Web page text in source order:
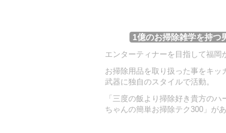
1億のお掃除雑学を持つ
エンターティナーを目指して福岡
お掃除用品を取り扱った事をキ
武器に独自のスタイルで活動。
「三度の飯より掃除好き貴方の
ちゃんの簡単お掃除テク300」があ